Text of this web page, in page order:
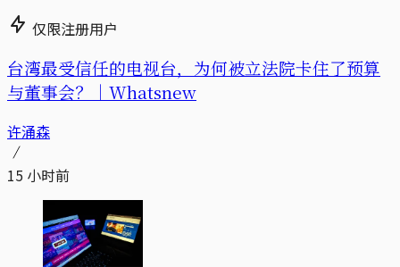
仅限注册用户
台湾最受信任的电视台，为何被立法院卡住了预算
与董事会？｜Whatsnew
许涌森
15 小时前